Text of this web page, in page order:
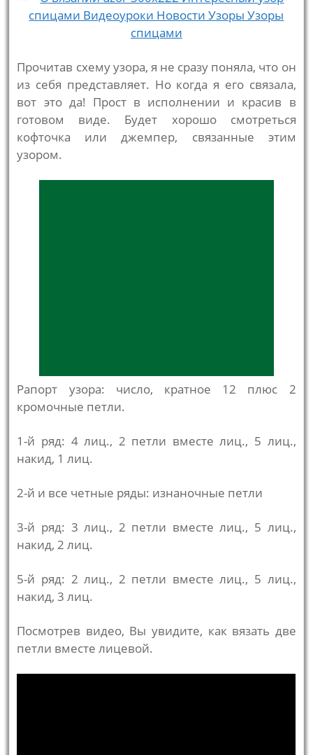
Прочитав схему узора, я не сразу поняла, что он
из себя представляет. Но когда я его связала,
вот это да! Прост в исполнении и красив в
готовом виде. Будет хорошо смотреться
кофточка или джемпер, связанные этим
узором.
Рапорт узора: число, кратное 12 плюс 2
кромочные петли.
1-й ряд: 4 лиц., 2 петли вместе лиц., 5 лиц.,
накид, 1 лиц.
2-й и все четные ряды: изнаночные петли
3-й ряд: 3 лиц., 2 петли вместе лиц., 5 лиц.,
накид, 2 лиц.
5-й ряд: 2 лиц., 2 петли вместе лиц., 5 лиц.,
накид, 3 лиц.
Посмотрев видео, Вы увидите, как вязать две
петли вместе лицевой.